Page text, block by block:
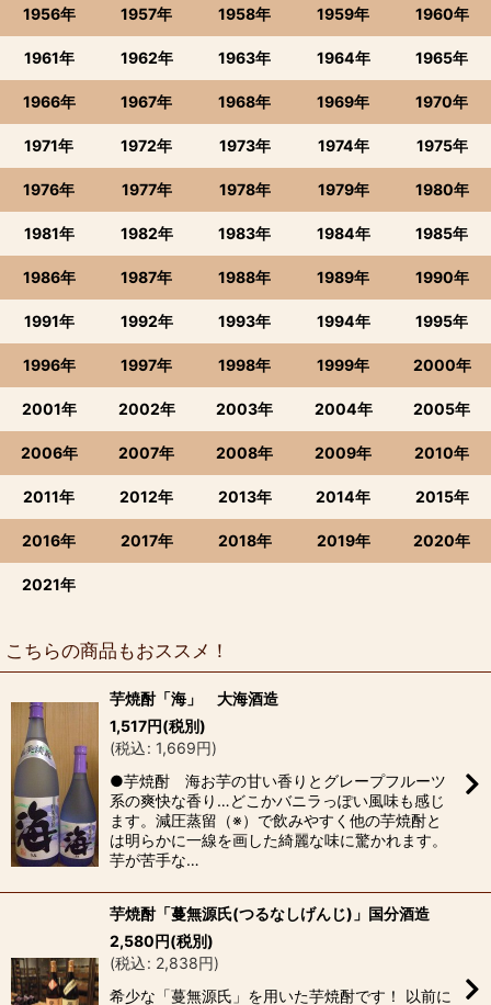
1956年 1957年 1958年 1959年 1960年
1961年 1962年 1963年 1964年 1965年
1966年 1967年 1968年 1969年 1970年
1971年 1972年 1973年 1974年 1975年
1976年 1977年 1978年 1979年 1980年
1981年 1982年 1983年 1984年 1985年
1986年 1987年 1988年 1989年 1990年
1991年 1992年 1993年 1994年 1995年
1996年 1997年 1998年 1999年 2000年
2001年 2002年 2003年 2004年 2005年
2006年 2007年 2008年 2009年 2010年
2011年 2012年 2013年 2014年 2015年
2016年 2017年 2018年 2019年 2020年
2021年
こちらの商品もおススメ！
芋焼酎「海」 大海酒造
1,517円(税別)
(税込: 1,669円)
●芋焼酎 海お芋の甘い香りとグレープフルーツ
系の爽快な香り…どこかバニラっぽい風味も感じ
ます。減圧蒸留（※）で飲みやすく他の芋焼酎と
は明らかに一線を画した綺麗な味に驚かれます。
芋が苦手な…
芋焼酎「蔓無源氏(つるなしげんじ)」国分酒造
2,580円(税別)
(税込: 2,838円)
希少な「蔓無源氏」を用いた芋焼酎です！ 以前に